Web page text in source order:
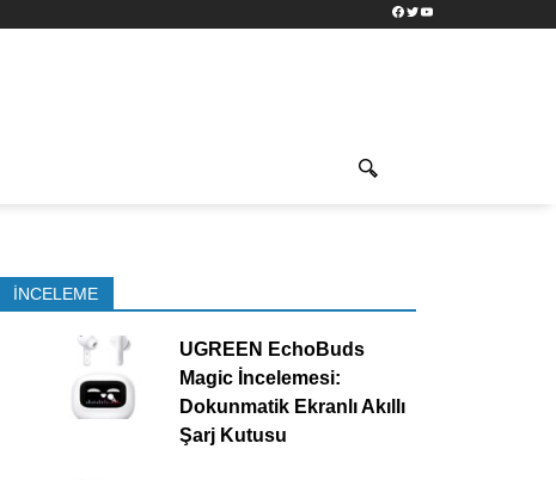
Facebook
TwitterYouTube
İNCELEME
UGREEN EchoBuds
Magic İncelemesi:
Dokunmatik Ekranlı Akıllı
Şarj Kutusu